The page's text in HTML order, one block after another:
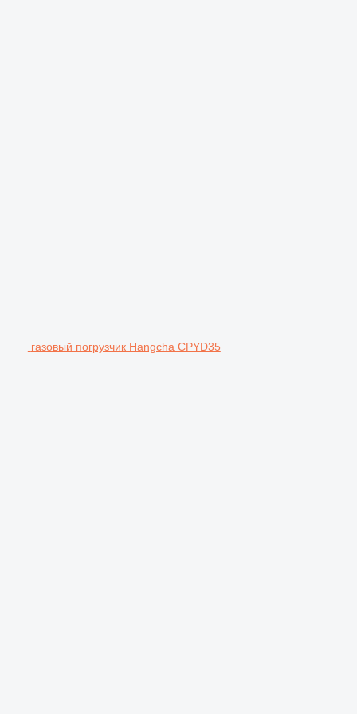
газовый погрузчик Hangcha CPYD35